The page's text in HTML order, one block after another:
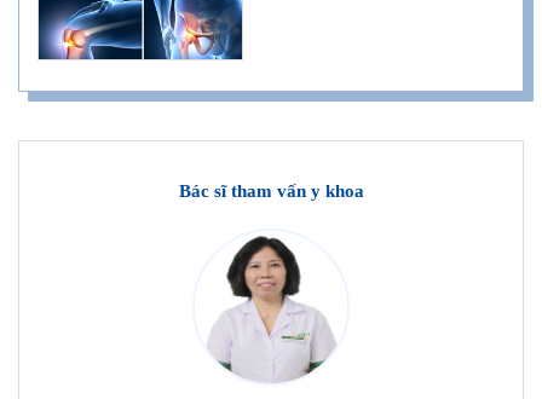
Bác sĩ tham vấn y khoa